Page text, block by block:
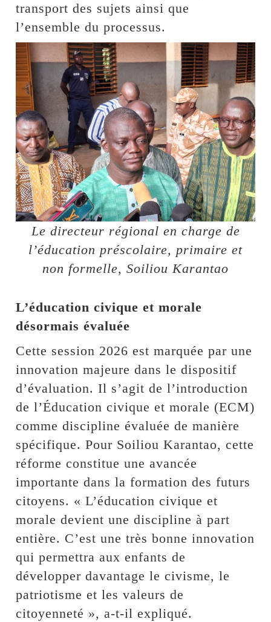
transport des sujets ainsi que
l’ensemble du processus.
Le directeur régional en charge de
l’éducation préscolaire, primaire et
non formelle, Soiliou Karantao
L’éducation civique et morale
désormais évaluée
Cette session 2026 est marquée par une
innovation majeure dans le dispositif
d’évaluation. Il s’agit de l’introduction
de l’Éducation civique et morale (ECM)
comme discipline évaluée de manière
spécifique. Pour Soiliou Karantao, cette
réforme constitue une avancée
importante dans la formation des futurs
citoyens. « L’éducation civique et
morale devient une discipline à part
entière. C’est une très bonne innovation
qui permettra aux enfants de
développer davantage le civisme, le
patriotisme et les valeurs de
citoyenneté », a-t-il expliqué.